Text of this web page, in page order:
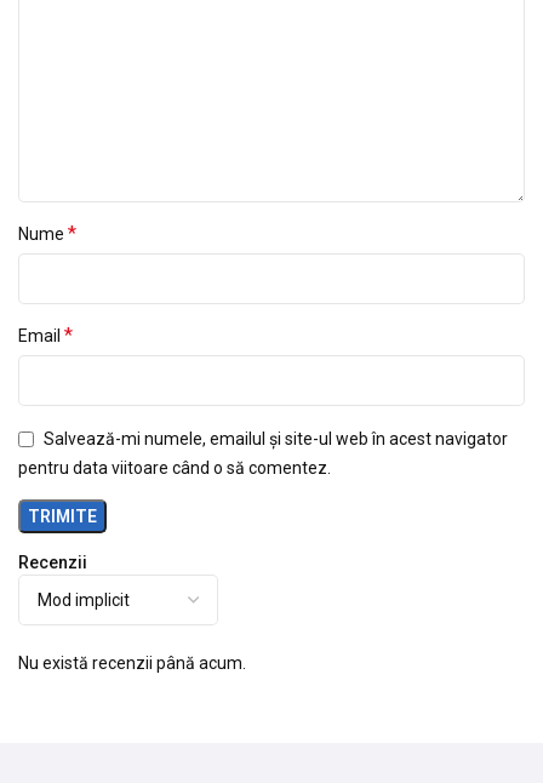
Recenzii
Nu există recenzii până acum.
Nume *
Email *
Salvează-mi numele, emailul și site-ul web în acest navigator
pentru data viitoare când o să comentez.